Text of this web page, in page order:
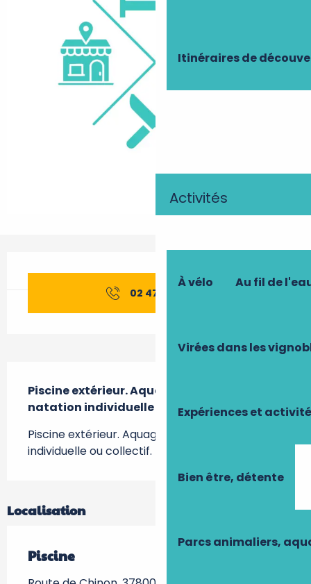
Itinéraires de
Activités
À vélo Au fil de
Virées dans les
Expériences et
Bien être, détente
Parcs animaliers,
02 47 65 50
Piscine extérieur. Aquagym, cours de
natation individuelle ou collectif.
Piscine extérieur. Aquagym, cours de natation
individuelle ou collectif.
Localisation
Piscine